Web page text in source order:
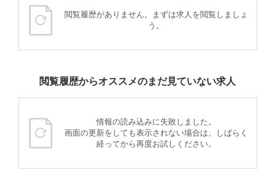
閲覧履歴がありません。まずは求人を閲覧しましょ
う。
閲覧履歴からオススメのまだ見ていない求人
情報の読み込みに失敗しました。
画面の更新をしても表示されない場合は、しばらく
経ってから再度お試しください。